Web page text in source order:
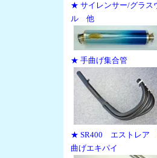
★ サイレンサー/グラス
ル 他
★ 手曲げ集合管
★ SR400 エストレア
曲げエキパイ